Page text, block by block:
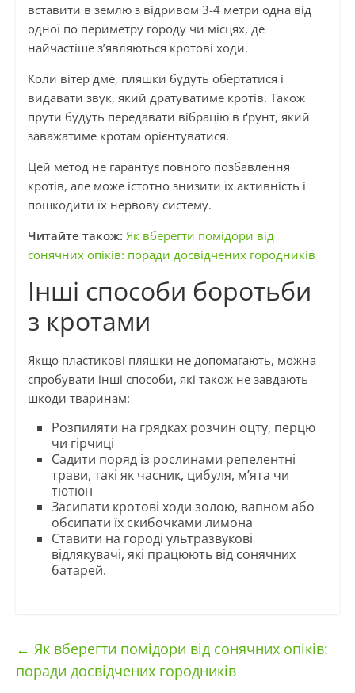
вставити в землю з відривом 3-4 метри одна від
одної по периметру городу чи місцях, де
найчастіше з’являються кротові ходи.
Коли вітер дме, пляшки будуть обертатися і
видавати звук, який дратуватиме кротів. Також
прути будуть передавати вібрацію в ґрунт, який
заважатиме кротам орієнтуватися.
Цей метод не гарантує повного позбавлення
кротів, але може істотно знизити їх активність і
пошкодити їх нервову систему.
Читайте також: Як вберегти помідори від
сонячних опіків: поради досвідчених городників
Інші способи боротьби
з кротами
Якщо пластикові пляшки не допомагають, можна
спробувати інші способи, які також не завдають
шкоди тваринам:
Розпиляти на грядках розчин оцту, перцю
чи гірчиці
Садити поряд із рослинами репелентні
трави, такі як часник, цибуля, м’ята чи
тютюн
Засипати кротові ходи золою, вапном або
обсипати їх скибочками лимона
Ставити на городі ультразвукові
відлякувачі, які працюють від сонячних
батарей.
← Як вберегти помідори від сонячних опіків:
поради досвідчених городників